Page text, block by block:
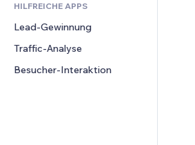
Wetter
Diagramme & Tabellen
CRM
HILFREICHE APPS
Lead-Gewinnung
Traffic-Analyse
Besucher-Interaktion